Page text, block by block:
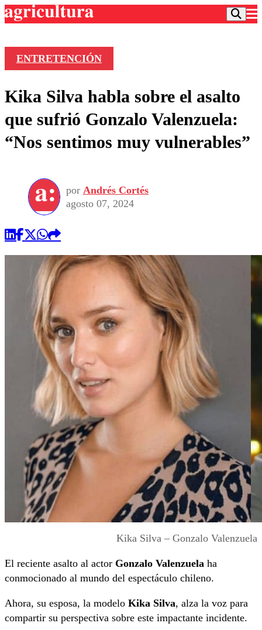
Frecuencias
Agricultura TV
Deportes
Colo Colo
Seleccion Chilena
Torneo Internacional
Universidad de Chile
Entretención
Economía
Internacional
Sustentabilidad
Publicaciones en medios
Opinión
ENTRETENCIÓN
Kika Silva habla sobre el asalto
que sufrió Gonzalo Valenzuela:
“Nos sentimos muy vulnerables”
por Andrés Cortés
agosto 07, 2024
Kika Silva – Gonzalo Valenzuela
El reciente asalto al actor Gonzalo Valenzuela ha
conmocionado al mundo del espectáculo chileno.
Ahora, su esposa, la modelo Kika Silva, alza la voz para
compartir su perspectiva sobre este impactante incidente.